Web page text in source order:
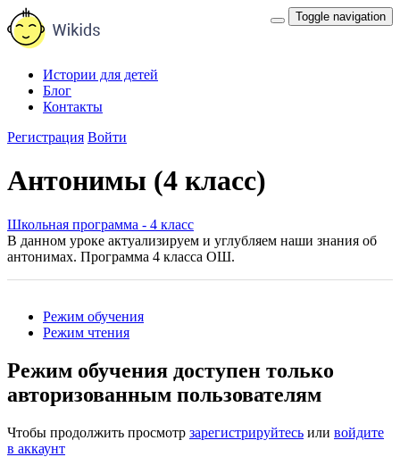
Toggle navigation
Истории для детей
Блог
Контакты
Регистрация Войти
Антонимы (4 класс)
Школьная программа - 4 класс
В данном уроке актуализируем и углубляем наши знания об
антонимах. Программа 4 класса ОШ.
Режим обучения
Режим чтения
Режим обучения доступен только
авторизованным пользователям
Чтобы продолжить просмотр зарегистрируйтесь или войдите
в аккаунт